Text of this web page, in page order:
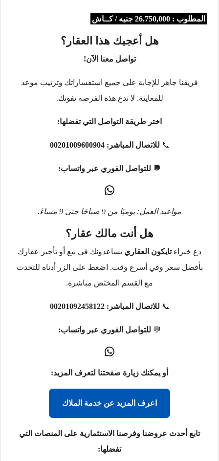
المطلوب : 26,750,000 جنيه / كــاش
هل أعجبك هذا العقار؟
تواصل معنا الآن!
فريقنا جاهز للإجابة على جميع استفساراتك وترتيب موعد
للمعاينة. لا تدع هذه الفرصة تفوتك.
اختر طريقة التواصل التي تفضلها:
📞 للاتصال المباشر: 00201009600904
💬 للتواصل الفوري عبر واتساب:
مواعيد العمل: يوميًا من 9 صباحًا حتى 9 مساءً.
هل أنت مالك عقار؟
دع خبراءتايكون العقاري يساعدونك في بيع أو تأجير عقارك
بأفضل سعر وفي أسرع وقت. اضغط على الزر أدناه للتحدث
مع القسم المختص مباشرة.
📞 للاتصال المباشر: 00201092458122
💬 للتواصل الفوري عبر واتساب:
أو يمكنك زيارة صفحتنا لتعرف المزيد:
اعرف المزيد عن خدمة الملاك
تابع أحدث عروضنا وفرصنا الاستثمارية على المنصات التي
تفضلها: